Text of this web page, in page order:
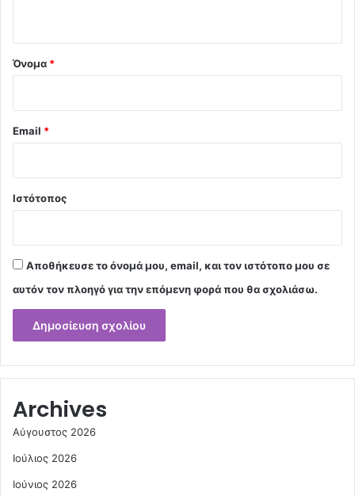
Όνομα *
Email *
Ιστότοπος
Αποθήκευσε το όνομά μου, email, και τον ιστότοπο μου σε
αυτόν τον πλοηγό για την επόμενη φορά που θα σχολιάσω.
Archives
Αύγουστος 2026
Ιούλιος 2026
Ιούνιος 2026